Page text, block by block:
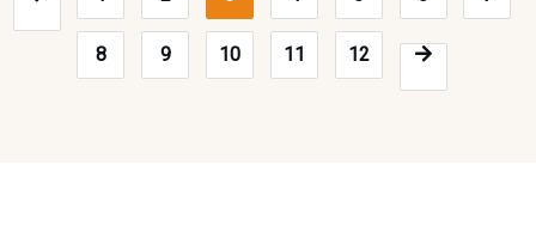
8 9 10 11 12